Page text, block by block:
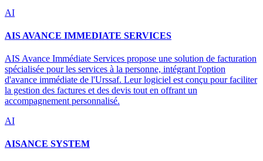
AI
AIS AVANCE IMMEDIATE SERVICES
AIS Avance Immédiate Services propose une solution de facturation
spécialisée pour les services à la personne, intégrant l'option
d'avance immédiate de l'Urssaf. Leur logiciel est conçu pour faciliter
la gestion des factures et des devis tout en offrant un
accompagnement personnalisé.
AI
AISANCE SYSTEM